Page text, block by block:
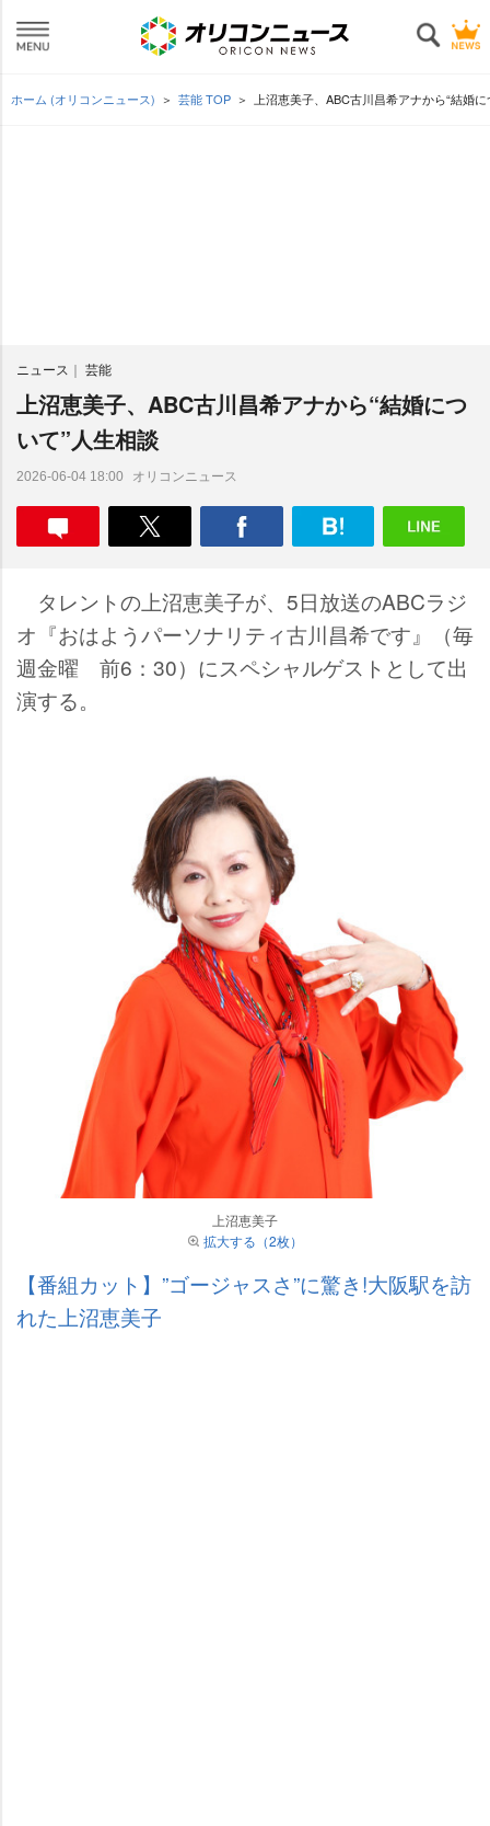
ホーム (オリコンニュース) 芸能 TOP 上沼恵美子、ABC古川昌希アナから“結婚
ニュース 芸能
上沼恵美子、ABC古川昌希アナから“結婚につ
いて”人生相談
2026-06-04 18:00 オリコンニュース
タレントの上沼恵美子が、5日放送のABCラジ
オ『おはようパーソナリティ古川昌希です』（毎
週金曜 前6：30）にスペシャルゲストとして出
演する。
上沼恵美子
拡大する（2枚）
【番組カット】”ゴージャスさ”に驚き!大阪駅を訪
れた上沼恵美子